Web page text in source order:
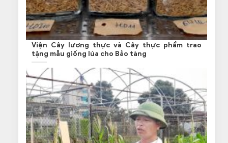
Viện Cây lương thực và Cây thực phẩm trao
tặng mẫu giống lúa cho Bảo tàng